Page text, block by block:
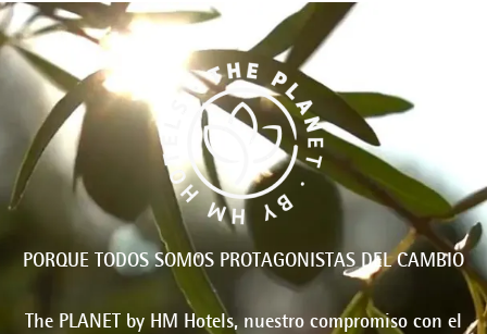
PORQUE TODOS SOMOS PROTAGONISTAS DEL CAMBIO
The PLANET by HM Hotels, nuestro compromiso con el